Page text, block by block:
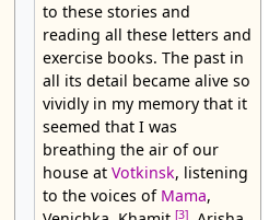
to these stories and
reading all these letters and
exercise books. The past in
all its detail became alive so
vividly in my memory that it
seemed that I was
breathing the air of our
house at Votkinsk, listening
to the voices of Mama,
[3]